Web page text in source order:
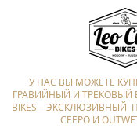
У НАС ВЫ МОЖЕТЕ
ГРАВИЙНЫЙ И ТРЕКОВЫЙ
BIKES – ЭКСКЛЮЗИВНЫЙ
CEEPO И